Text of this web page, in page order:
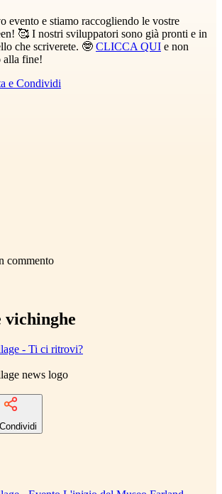
evento e stiamo raccogliendo le vostre
🥰 I nostri sviluppatori sono già pronti e in
che scriverete. 🤓 CLICCA QUI e non
alla fine!
e Condividi
commento
Condividi